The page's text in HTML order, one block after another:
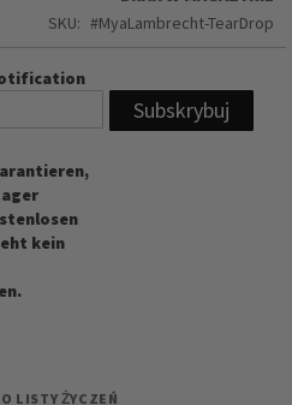
SKU
MyaLambrecht-TearDrop
kein
Subskrybuj
LISTY ŻYCZEŃ